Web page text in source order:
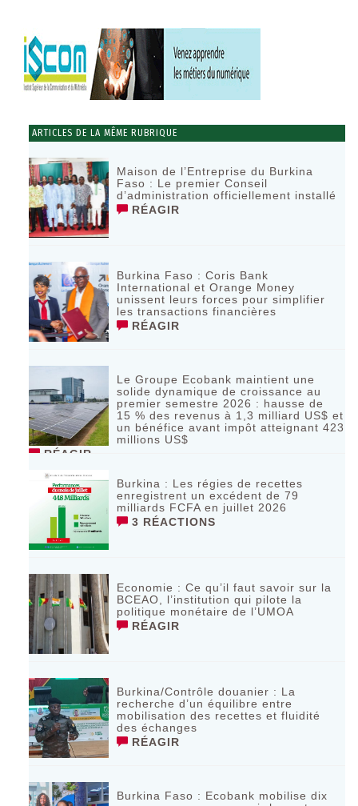
ARTICLES DE LA MÊME RUBRIQUE
Maison de l’Entreprise du Burkina
Faso : Le premier Conseil
d’administration officiellement installé
RÉAGIR
Burkina Faso : Coris Bank
International et Orange Money
unissent leurs forces pour simplifier
les transactions financières
RÉAGIR
Le Groupe Ecobank maintient une
solide dynamique de croissance au
premier semestre 2026 : hausse de
15 % des revenus à 1,3 milliard US$ et
un bénéfice avant impôt atteignant 423
millions US$
RÉAGIR
Burkina : Les régies de recettes
enregistrent un excédent de 79
milliards FCFA en juillet 2026
3 RÉACTIONS
Economie : Ce qu’il faut savoir sur la
BCEAO, l’institution qui pilote la
politique monétaire de l’UMOA
RÉAGIR
Burkina/Contrôle douanier : La
recherche d’un équilibre entre
mobilisation des recettes et fluidité
des échanges
RÉAGIR
Burkina Faso : Ecobank mobilise dix